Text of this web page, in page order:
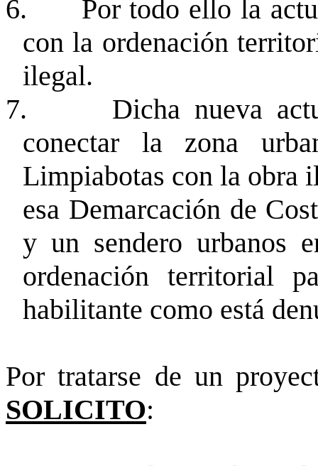
6.
Por todo ello la
con la ordenación
ilegal.
7.
Dicha nueva
conectar la zona
Limpiabotas con la obra
esa Demarcación de
y un sendero urbanos
ordenación territorial
habilitante como está
Por tratarse de un
SOLICITO: